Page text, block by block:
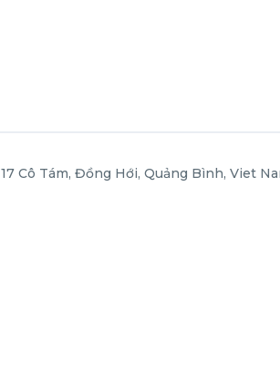
17 Cô Tám, Đồng Hới, Quảng Bình, Viet